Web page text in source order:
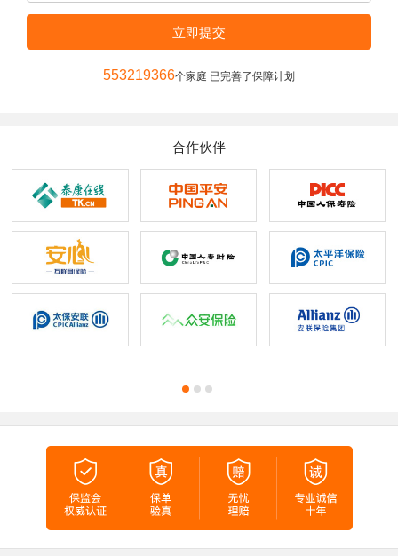
立即提交
553219366个家庭 已完善了保障计划
合作伙伴